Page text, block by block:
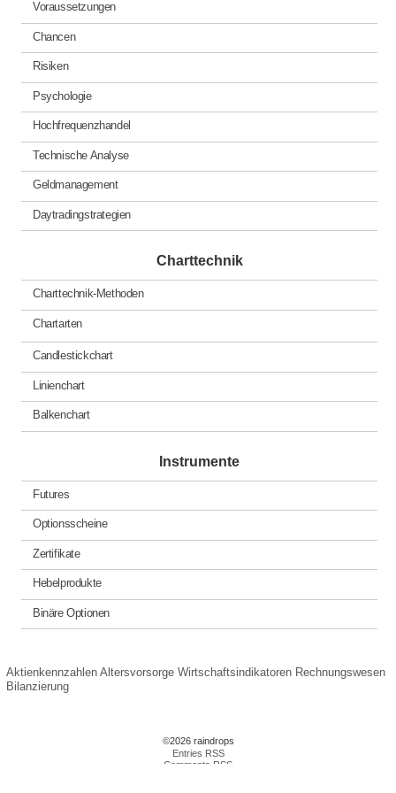
Voraussetzungen
Chancen
Risiken
Psychologie
Hochfrequenzhandel
Technische Analyse
Geldmanagement
Daytradingstrategien
Charttechnik
Charttechnik-Methoden
Chartarten
Candlestickchart
Linienchart
Balkenchart
Instrumente
Futures
Optionsscheine
Zertifikate
Hebelprodukte
Binäre Optionen
Aktienkennzahlen Altersvorsorge Wirtschaftsindikatoren Rechnungswesen
Bilanzierung
©2026 raindrops
Entries RSS
Comments RSS